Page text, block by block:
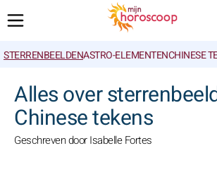
STERRENBEELDENASTRO-ELEMENTENCHINESE
Alles over
Chinese tekens
Geschreven door Isabelle Fortes